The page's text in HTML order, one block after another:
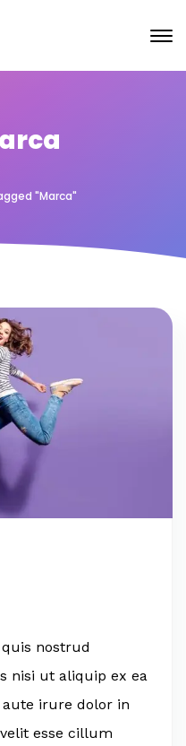
"Marca"
nostrud
nisi ut aliquip ex ea
irure dolor in
esse cillum